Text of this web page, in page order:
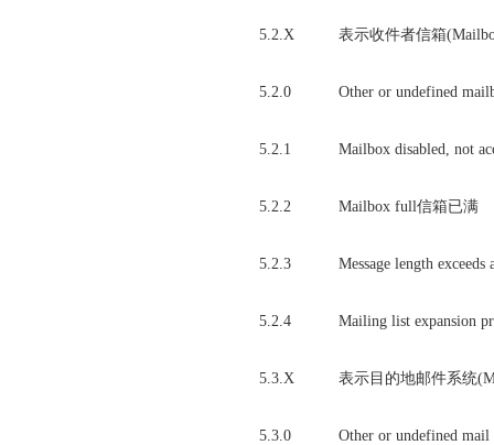
5.2.X 表示收件者信箱
5.2.0 Other or undefined
5.2.1 Mailbox disabled, not
5.2.2 Mailbox full信箱已满
5.2.3 Message length
5.2.4 Mailing list expansion
5.3.X 表示目的地邮件系统
5.3.0 Other or undefined